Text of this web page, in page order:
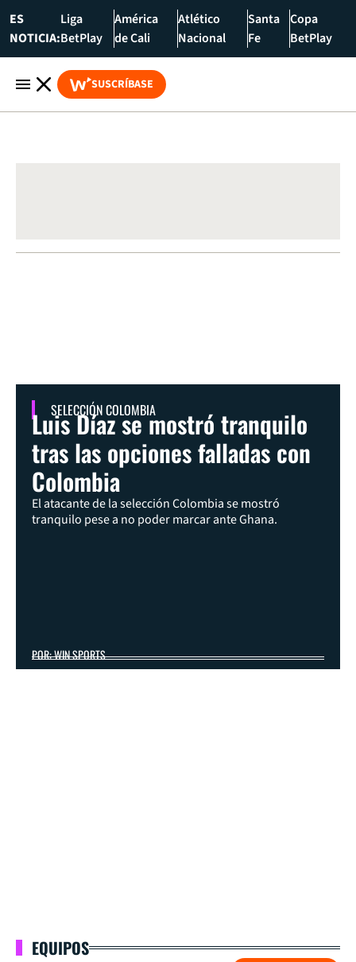
ES
NOTICIA:
Liga
BetPlay
América
de Cali
Atlético
Nacional
Santa
Fe
Copa
BetPlay
SUSCRÍBASE
SELECCIÓN COLOMBIA
Luis Díaz se mostró tranquilo
tras las opciones falladas con
Colombia
El atacante de la selección Colombia se mostró
tranquilo pese a no poder marcar ante Ghana.
POR: WIN SPORTS
EQUIPOS